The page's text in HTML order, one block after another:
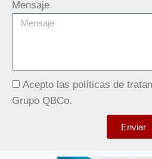
Mensaje
Acepto las políticas de
Grupo QBCo.
Enviar